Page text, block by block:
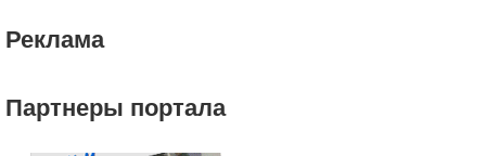
Реклама
Партнеры портала